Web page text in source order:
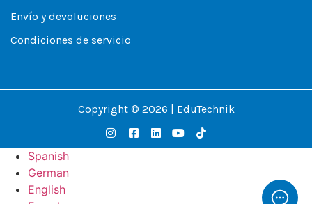
Envío y devoluciones
Condiciones de servicio
Copyright © 2026 | EduTechnik
Spanish
German
English